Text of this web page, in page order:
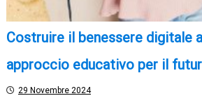
Costruire il benessere digitale
approccio educativo per il
29 Novembre 2024